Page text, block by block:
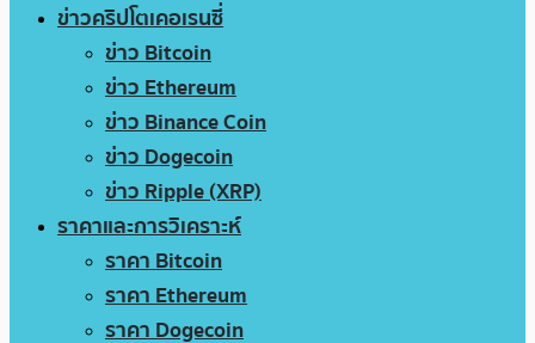
ข่าวคริปโตเคอเรนซี่
ข่าว Bitcoin
ข่าว Ethereum
ข่าว Binance Coin
ข่าว Dogecoin
ข่าว Ripple (XRP)
ราคาและการวิเคราะห์
ราคา Bitcoin
ราคา Ethereum
ราคา Dogecoin